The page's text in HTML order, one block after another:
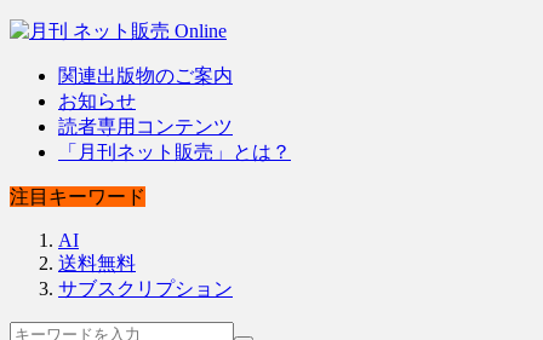
関連出版物のご案内
お知らせ
読者専用コンテンツ
「月刊ネット販売」とは？
注目キーワード
AI
送料無料
サブスクリプション